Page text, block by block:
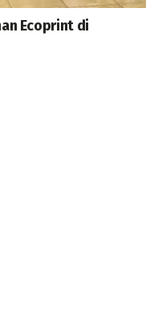
Ecoprint di